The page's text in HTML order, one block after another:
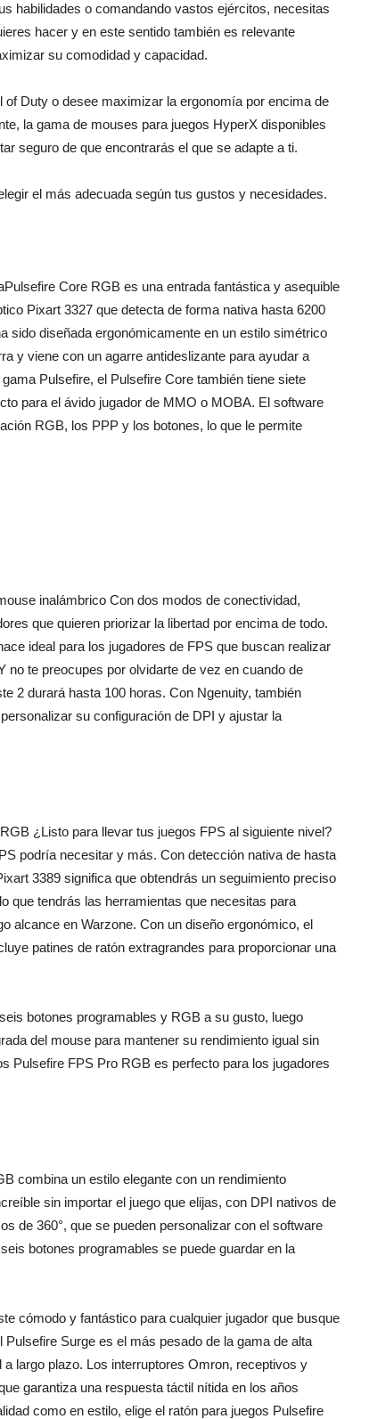
&
habilidades o comandando vastos ejércitos, necesitas
hacer y en este sentido también es relevante
su comodidad y capacidad.
Duty o desee maximizar la ergonomía por encima de
la gama de mouses para juegos HyperX disponibles
seguro de que encontrarás el que se adapte a ti.
el más adecuada según tus gustos y necesidades.
Core RGB es una entrada fantástica y asequible
Pixart 3327 que detecta de forma nativa hasta 6200
sido diseñada ergonómicamente en un estilo simétrico
y viene con un agarre antideslizante para ayudar a
Pulsefire, el Pulsefire Core también tiene siete
para el ávido jugador de MMO o MOBA. El software
RGB, los PPP y los botones, lo que le permite
inalámbrico Con dos modos de conectividad,
que quieren priorizar la libertad por encima de todo.
ideal para los jugadores de FPS que buscan realizar
te preocupes por olvidarte de vez en cuando de
2 durará hasta 100 horas. Con Ngenuity, también
su configuración de DPI y ajustar la
¿Listo para llevar tus juegos FPS al siguiente nivel?
podría necesitar y más. Con detección nativa de hasta
3389 significa que obtendrás un seguimiento preciso
que tendrás las herramientas que necesitas para
alcance en Warzone. Con un diseño ergonómico, el
patines de ratón extragrandes para proporcionar una
botones programables y RGB a su gusto, luego
del mouse para mantener su rendimiento igual sin
Pulsefire FPS Pro RGB es perfecto para los jugadores
combina un estilo elegante con un rendimiento
sin importar el juego que elijas, con DPI nativos de
de 360°, que se pueden personalizar con el software
botones programables se puede guardar en la
cómodo y fantástico para cualquier jugador que busque
Surge es el más pesado de la gama de alta
largo plazo. Los interruptores Omron, receptivos y
garantiza una respuesta táctil nítida en los años
como en estilo, elige el ratón para juegos Pulsefire